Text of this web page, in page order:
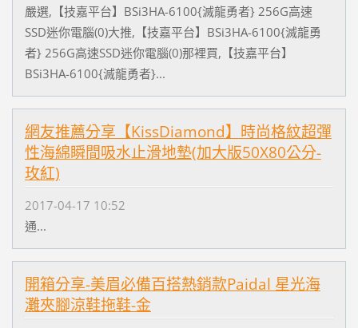
嚴選,【技嘉平台】BSi3HA-6100{滅龍勇者} 256G高速
SSD迷你電腦(0)大推,【技嘉平台】BSi3HA-6100{滅龍勇
者} 256G高速SSD迷你電腦(0)那裡買,【技嘉平台】
BSi3HA-6100{滅龍勇者}...
網友推薦分享【KissDiamond】時尚格紋超彈
性海綿瞬間吸水止滑地墊(加大版50X80公分-
玫紅)
2017-04-17 10:52
通...
開箱分享-美眉必備百搭熱銷款Paidal 星光海
灘夾腳涼鞋拖鞋-金